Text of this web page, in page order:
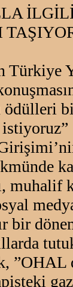
Türkiye
ödülleri
bir
”OHAL